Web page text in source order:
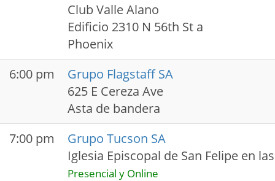
Club Valle Alano
Edificio 2310 N 56th St a
Phoenix
6:00 pm
Grupo Flagstaff SA
625 E Cereza Ave
Asta de bandera
7:00 pm
Grupo Tucson SA
Iglesia Episcopal de San Felipe en
Presencial y Online